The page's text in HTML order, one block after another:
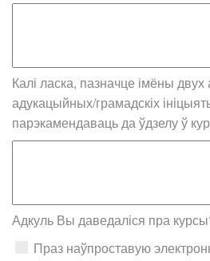
Калі ласка, пазначце імёны двух
адукацыйных/грамадскіх
парэкамендаваць да ўдзелу ў
Адкуль Вы даведаліся пра
Праз наўпроставую